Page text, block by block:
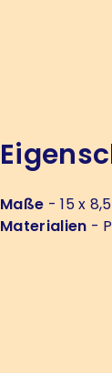
Maße - 15 x
Materialien -